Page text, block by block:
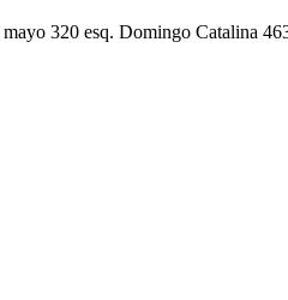
320 esq. Domingo Catalina